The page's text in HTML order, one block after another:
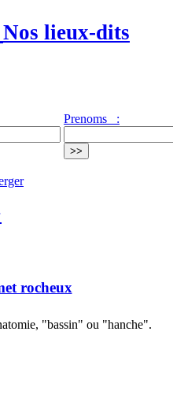
Nos lieux-dits
Prenoms :
rocheux
"bassin" ou "hanche".